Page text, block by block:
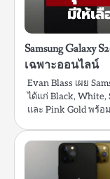
Samsung
เฉพาะออนไลน์
Evan Blass เผย
ได้แก่ Black, White,
และ Pink Gold พร้